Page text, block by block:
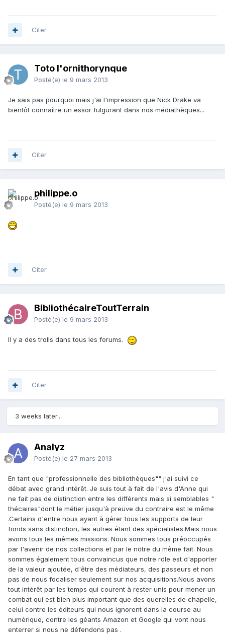
Citer
Toto l'ornithorynque
Posté(e) le 9 mars 2013
Je sais pas pourquoi mais j'ai l'impression que Nick Drake va
bientôt connaître un essor fulgurant dans nos médiathèques...
Citer
philippe.o
Posté(e) le 9 mars 2013
Citer
BibliothécaireToutTerrain
Posté(e) le 9 mars 2013
Il y a des trolls dans tous les forums.
Citer
3 weeks later...
Analyz
Posté(e) le 27 mars 2013
En tant que "professionnelle des bibliothèques"" j'ai suivi ce
débat avec grand intérêt. Je suis tout à fait de l'avis d'Anne qui
ne fait pas de distinction entre les différents mais si semblables "
thécaires"dont le métier jusqu'à preuve du contraire est le même
.Certains d'entre nous ayant à gérer tous les supports de leur
fonds sans distinction, les autres étant des spécialistes.Mais nous
avons tous les mêmes missions. Nous sommes tous préoccupés
par l'avenir de nos collections et par le nötre du même fait. Nous
sommes également tous convaincus que notre röle est d'apporter
de la valeur ajoutée, d'être des médiateurs, des passeurs et non
pas de nous focaliser seulement sur nos acquisitions.Nous avons
tout intérêt par les temps qui courent à rester unis pour mener un
combat qui est bien plus important que des querelles de chapelle,
celui contre les éditeurs qui nous ignorent dans la course au
numérique, contre les géants Amazon et Google qui vont nous
enterrer si nous ne défendons pas .